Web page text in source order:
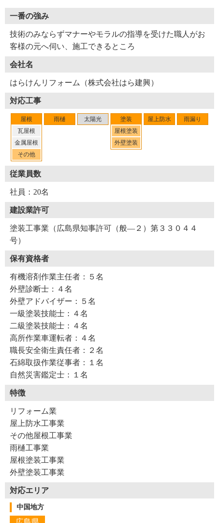
一番の強み
技術のみならずマナーやモラルの指導を受けた職人がお
客様の元へ伺い、施工できるところ
会社名
はらけんリフォーム（株式会社はら建興）
対応工事
屋根
瓦屋根
金属屋根
その他
雨樋 太陽光
塗装
屋根塗装
外壁塗装
屋上防水 雨漏り
従業員数
社員：20名
建設業許可
塗装工事業（広島県知事許可（般―２）第３３０４４
号）
保有資格者
有機溶剤作業主任者：５名
外壁診断士：４名
外壁アドバイザー：５名
一級塗装技能士：４名
二級塗装技能士：４名
高所作業車運転者：４名
職長安全衛生責任者：２名
石綿取扱作業従事者：１名
自然災害鑑定士：１名
特徴
リフォーム業
屋上防水工事業
その他屋根工事業
雨樋工事業
屋根塗装工事業
外壁塗装工事業
対応エリア
中国地方